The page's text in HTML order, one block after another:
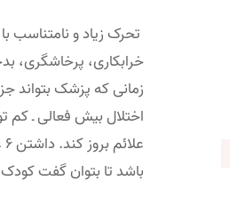
تحرک زیاد و نامتناسب
خرابکاری، پرخاشگری،
زمانی که پزشک بتواند
اختلال بیش فعالی ـ کم
باشد تا بتوان گفت